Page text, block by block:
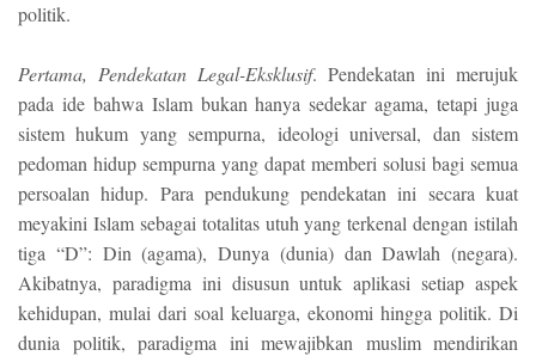
politik.
Pertama, Pendekatan Legal-Eksklusif. Pendekatan ini merujuk
pada ide bahwa Islam bukan hanya sedekar agama, tetapi juga
sistem hukum yang sempurna, ideologi universal, dan sistem
pedoman hidup sempurna yang dapat memberi solusi bagi semua
persoalan hidup. Para pendukung pendekatan ini secara kuat
meyakini Islam sebagai totalitas utuh yang terkenal dengan istilah
tiga “D”: Din (agama), Dunya (dunia) dan Dawlah (negara).
Akibatnya, paradigma ini disusun untuk aplikasi setiap aspek
kehidupan, mulai dari soal keluarga, ekonomi hingga politik. Di
dunia politik, paradigma ini mewajibkan muslim mendirikan